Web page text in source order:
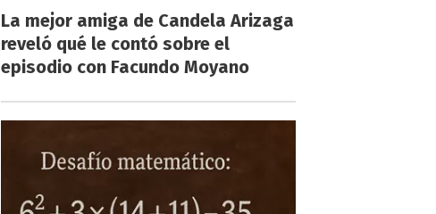
La mejor amiga de Candela Arizaga
reveló qué le contó sobre el
episodio con Facundo Moyano